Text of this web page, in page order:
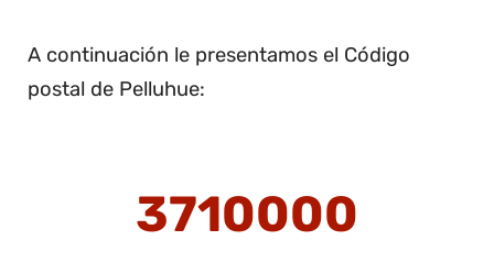
A continuación le presentamos el Código
postal de Pelluhue:
3710000